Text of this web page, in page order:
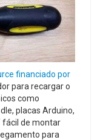
financiado por
para recargar o
como
placas Arduino,
fácil de montar
para